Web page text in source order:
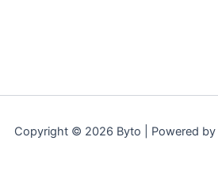
Copyright © 2026 Byto | Powered by